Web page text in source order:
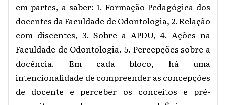
em partes, a saber: 1. Formação Pedagógica dos
docentes da Faculdade de Odontologia, 2. Relação
com discentes, 3. Sobre a APDU, 4. Ações na
Faculdade de Odontologia. 5. Percepções sobre a
docência. Em cada bloco, há uma
intencionalidade de compreender as concepções
de docente e perceber os conceitos e pré-